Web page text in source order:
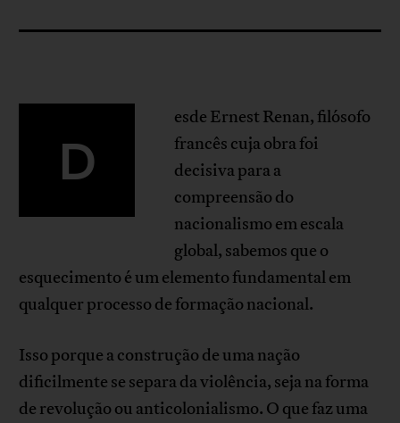
D
esde Ernest Renan, filósofo
francês cuja obra foi
decisiva para a
compreensão do
nacionalismo em escala
global, sabemos que o
esquecimento é um elemento fundamental em
qualquer processo de formação nacional.
Isso porque a construção de uma nação
dificilmente se separa da violência, seja na forma
de revolução ou anticolonialismo. O que faz uma